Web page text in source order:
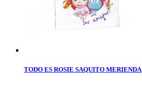
TODO ES ROSIE SAQUITO MERIENDA